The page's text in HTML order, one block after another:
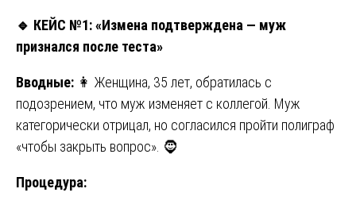
🔹 КЕЙС №1: «Измена подтверждена — муж
признался после теста»
Вводные: 👩 Женщина, 35 лет, обратилась с
подозрением, что муж изменяет с коллегой. Муж
категорически отрицал, но согласился пройти полиграф
«чтобы закрыть вопрос». 🧔
Процедура: